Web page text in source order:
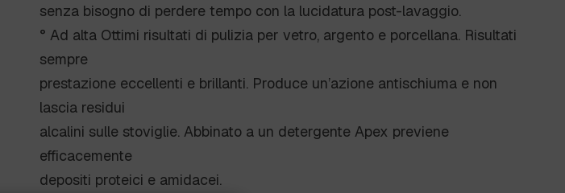
senza bisogno di perdere tempo con la lucidatura post-lavaggio.
° Ad alta Ottimi risultati di pulizia per vetro, argento e porcellana. Risultati
sempre
prestazione eccellenti e brillanti. Produce un’azione antischiuma e non
lascia residui
alcalini sulle stoviglie. Abbinato a un detergente Apex previene
efficacemente
depositi proteici e amidacei.